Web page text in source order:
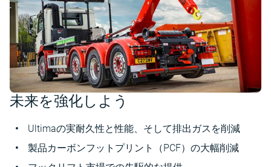
未来を強化しよう
Ultimaの実耐久性と性能、そして排出ガスを削減
製品カーボンフットプリント（PCF）の大幅削減